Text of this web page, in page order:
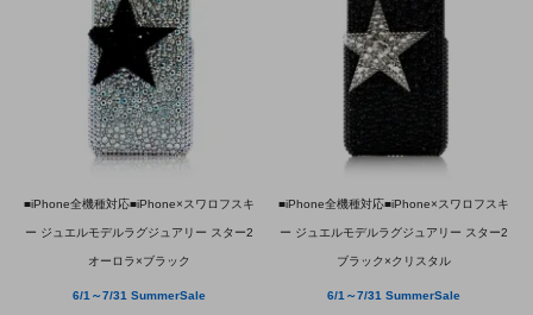
■iPhone全機種対応■iPhone×スワロフスキ
ー ジュエルモデルラグジュアリー スター2
オーロラ×ブラック
6/1～7/31 SummerSale
■iPhone全機種対応■iPhone×スワロフスキ
ー ジュエルモデルラグジュアリー スター2
ブラック×クリスタル
6/1～7/31 SummerSale